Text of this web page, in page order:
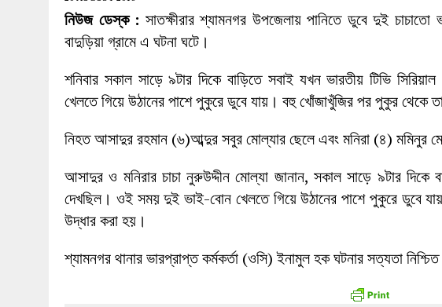
27 MAY 2026 | লোহাগড়ায় চেয়ারম্যান প্রার্থী আতিকুল ইসলামের ঈদ সামগ্রী
1 AUGUST 2026 | লোহাগড়ায় জাল দলিলে নামজারি ॥ এসিল্যান্ড অফিসে ভয়াবহ
নিউজ ডেস্ক : সাতক্ষীরার শ্যামনগর উপজেলায় পানিতে ডুবে দুই
বাদুড়িয়া গ্রামে এ ঘটনা ঘটে।
শনিবার সকাল সাড়ে ৯টার দিকে বাড়িতে সবাই যখন ভারতীয় টিভি
খেলতে গিয়ে উঠানের পাশে পুকুরে ডুবে যায়। বহু খোঁজাখুঁজির পর পুকুর থেকে
নিহত আসাদুর রহমান (৬)আব্দুর সবুর মোল্যার ছেলে এবং মনিরা (৪) মমিনুর
আসাদুর ও মনিরার চাচা নুরুউদ্দীন মোল্যা জানান, সকাল সাড়ে ৯টার দিকে
দেখছিল। ওই সময় দুই ভাই-বোন খেলতে গিয়ে উঠানের পাশে পুকুরে ডুবে
উদ্ধার করা হয়।
শ্যামনগর থানার ভারপ্রাপ্ত কর্মকর্তা (ওসি) ইনামুল হক ঘটনার সত্যতা